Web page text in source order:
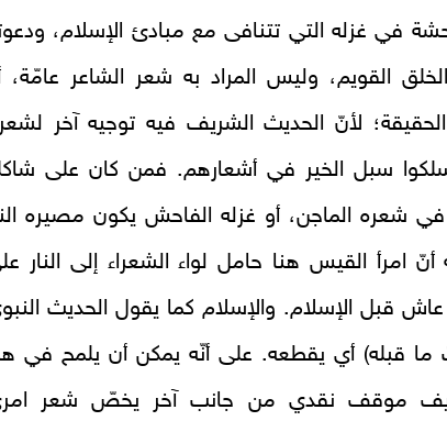
في غزله التي تتنافى مع مبادئ الإسلام،
القويم، وليس المراد به شعر الشاعر عامّة،
لأنّ الحديث الشريف فيه توجيه آخر
سبل الخير في أشعارهم. فمن كان على
شعره الماجن، أو غزله الفاحش يكون مصيره
امرأ القيس هنا حامل لواء الشعراء إلى النار
عاش قبل الإسلام. والإسلام كما يقول الحديث
قبله) أي يقطعه. على أنّه يمكن أن يلمح في
موقف نقدي من جانب آخر يخصّ شعر